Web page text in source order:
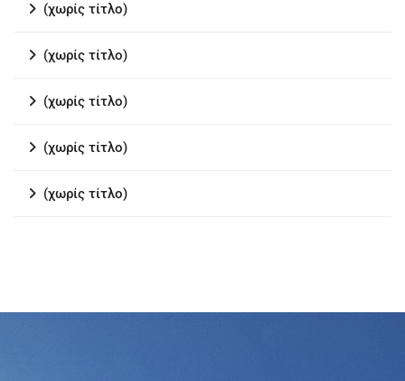
(χωρίς τίτλο)
(χωρίς τίτλο)
(χωρίς τίτλο)
(χωρίς τίτλο)
(χωρίς τίτλο)